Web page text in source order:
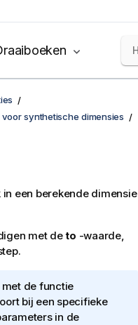
voor synthetische dimensies
een berekende dimensie
met deto -waarde,
de functie
bij een specifieke
in de